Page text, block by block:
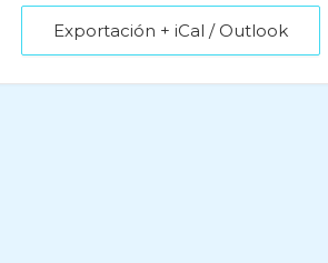
Exportación + iCal / Outlook